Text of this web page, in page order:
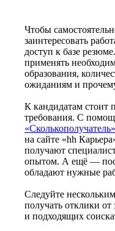
Чтобы
заинтересовать
доступ к базе
применять
образования,
ожиданиям и
К кандидатам стоит
требования. С
«Сколькополучатель»
на сайте «hh
получают
опытом. А ещё —
обладают нужные
Следуйте
получать отклики
и подходящих